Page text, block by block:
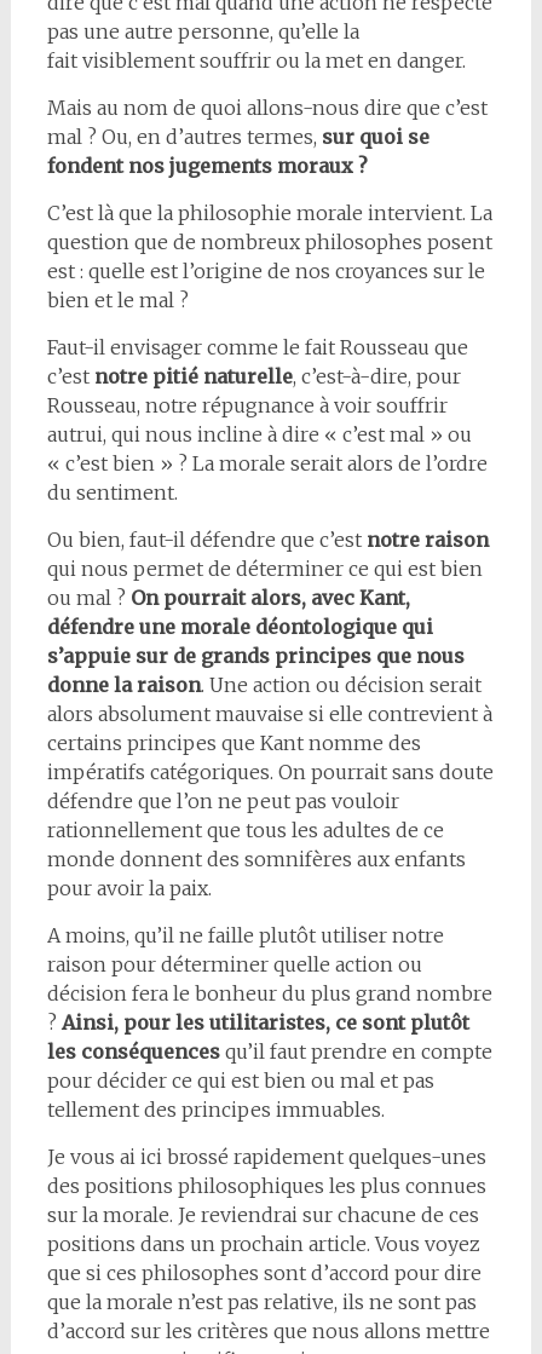
pas une autre personne, qu’elle la
fait visiblement souffrir ou la met en danger.
Mais au nom de quoi allons-nous dire que c’est
mal ? Ou, en d’autres termes, sur quoi se
fondent nos jugements moraux ?
C’est là que la philosophie morale intervient. La
question que de nombreux philosophes posent
est : quelle est l’origine de nos croyances sur le
bien et le mal ?
Faut-il envisager comme le fait Rousseau que
c’est notre pitié naturelle, c’est-à-dire, pour
Rousseau, notre répugnance à voir souffrir
autrui, qui nous incline à dire « c’est mal » ou
« c’est bien » ? La morale serait alors de l’ordre
du sentiment.
Ou bien, faut-il défendre que c’est notre raison
qui nous permet de déterminer ce qui est bien
ou mal ? On pourrait alors, avec Kant,
défendre une morale déontologique qui
s’appuie sur de grands principes que nous
donne la raison. Une action ou décision serait
alors absolument mauvaise si elle contrevient à
certains principes que Kant nomme des
impératifs catégoriques. On pourrait sans doute
défendre que l’on ne peut pas vouloir
rationnellement que tous les adultes de ce
monde donnent des somnifères aux enfants
pour avoir la paix.
A moins, qu’il ne faille plutôt utiliser notre
raison pour déterminer quelle action ou
décision fera le bonheur du plus grand nombre
? Ainsi, pour les utilitaristes, ce sont plutôt
les conséquencesqu’il faut prendre en compte
pour décider ce qui est bien ou mal et pas
tellement des principes immuables.
Je vous ai ici brossé rapidement quelques-unes
des positions philosophiques les plus connues
sur la morale. Je reviendrai sur chacune de ces
positions dans un prochain article. Vous voyez
que si ces philosophes sont d’accord pour dire
que la morale n’est pas relative, ils ne sont pas
d’accord sur les critères que nous allons mettre